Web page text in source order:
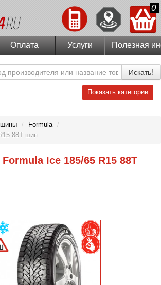
0
Оплата Услуги Полезная
Искать!
Показать категории
/ Formula /
88T шип
Ice 185/65 R15 88T